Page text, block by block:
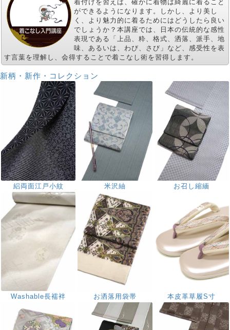
着付けを習えば、確かに着物は綺麗に着ること
ができるようになります。しかし、より美し
く、より魅力的に着るためにはどうしたら良い
でしょうか？本講座では、日本の伝統的な感性
表現である「上品、粋、格式、洒落、派手、地
味、あるいは、わび、さび」など、感受性を表
す言葉を理解し、会得することで着こなし術を習得します。
新柄・新作・コレクション
絽両面江戸小紋 米沢紬 お召し縮緬
Washable長襦袢 お洒落用袋帯 本皮革草履S寸